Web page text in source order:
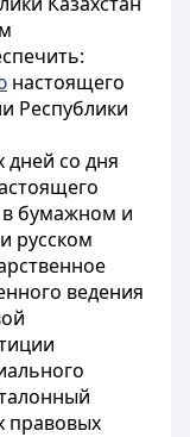
настоящего
Республики
дней со дня
в бумажном и
русском
ведения
правовых